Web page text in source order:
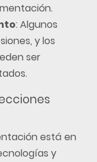
: Algunos
y los
ser
está en
y